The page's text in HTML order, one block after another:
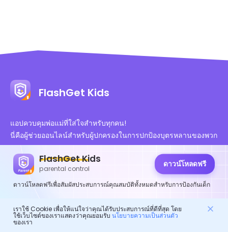
FlashGet Kids
parental control ดาวน์โหลดฟรี
ดาวน์โหลดฟรีเพื่อสัมผัสประสบการณ์คุณสมบัติทั้งหมดสำหรับการป้องกันเด็ก
FlashGet Kids
แอปควบคุมพ่อแม่ที่ใส่ใจสำหรับทุกคน!
นี่คือผู้ช่วยออนไลน์สำหรับผู้ปกครองในการปกป้องบุตรหลานของพวก
เขา。
มันคือการ์ดดิจิทัลสำหรับชีวิตที่มีสุขภาพดีของเด็ก ๆ。
การรับรองที่ได้รับอนุญาต
เราใช้ Cookie เพื่อให้แน่ใจว่าคุณได้รับประสบการณ์ที่ดีที่สุด โดย
ใช้เว็บไซต์ของเราแสดงว่าคุณยอมรับ นโยบายความเป็นส่วนตัว
ของเรา